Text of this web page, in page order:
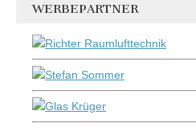
WERBEPARTNER